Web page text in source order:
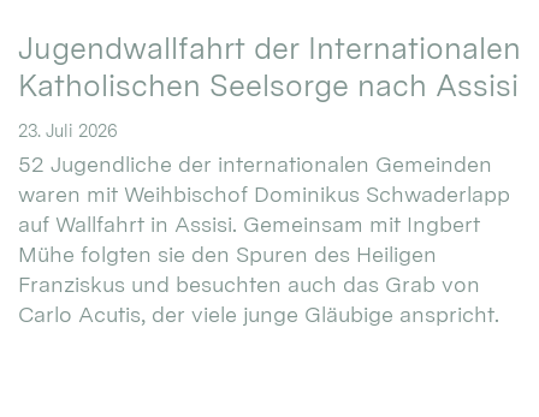
Jugendwallfahrt der Internationalen
Katholischen Seelsorge nach Assisi
23. Juli 2026
52 Jugendliche der internationalen Gemeinden
waren mit Weihbischof Dominikus Schwaderlapp
auf Wallfahrt in Assisi. Gemeinsam mit Ingbert
Mühe folgten sie den Spuren des Heiligen
Franziskus und besuchten auch das Grab von
Carlo Acutis, der viele junge Gläubige anspricht.